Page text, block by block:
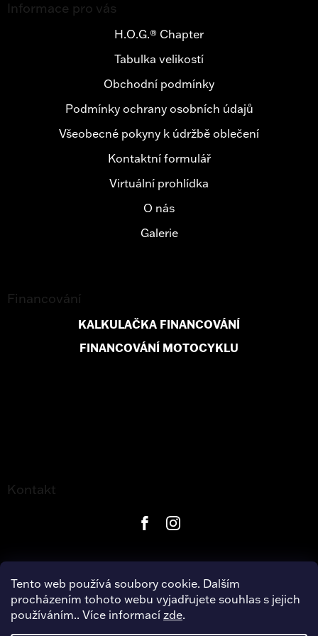
Tento web používá soubory cookie. Dalším
procházením tohoto webu vyjadřujete souhlas s jejich
používáním.. Více informací zde.
Kontakt
Informace pro vás
H.O.G.® Chapter
Tabulka velikostí
Obchodní podmínky
Podmínky ochrany osobních údajů
Všeobecné pokyny k údržbě oblečení
Kontaktní formulář
Virtuální prohlídka
O nás
Galerie
Financování
KALKULAČKA FINANCOVÁNÍ
FINANCOVÁNÍ MOTOCYKLU